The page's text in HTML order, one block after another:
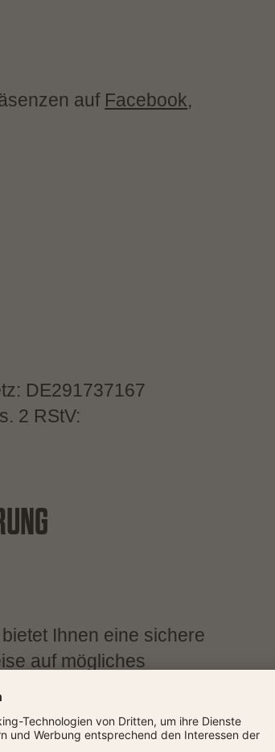
auf Facebook,
DE291737167
2 RStV:
Ihnen eine sichere
auf mögliches
und in vielen
und Schutz für
dass